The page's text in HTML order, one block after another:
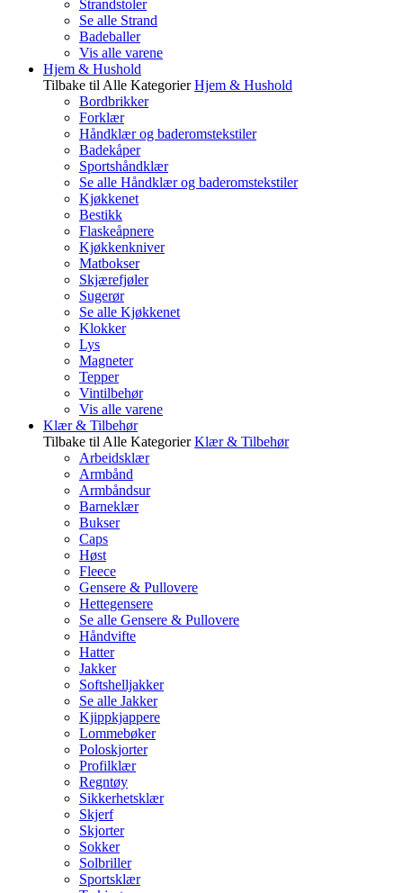
Strandstoler
Se alle Strand
Badeballer
Vis alle varene
Hjem & Hushold
Tilbake til Alle Kategorier Hjem & Hushold
Bordbrikker
Forklær
Håndklær og baderomstekstiler
Badekåper
Sportshåndklær
Se alle Håndklær og baderomstekstiler
Kjøkkenet
Bestikk
Flaskeåpnere
Kjøkkenkniver
Matbokser
Skjærefjøler
Sugerør
Se alle Kjøkkenet
Klokker
Lys
Magneter
Tepper
Vintilbehør
Vis alle varene
Klær & Tilbehør
Tilbake til Alle Kategorier Klær & Tilbehør
Arbeidsklær
Armbånd
Armbåndsur
Barneklær
Bukser
Caps
Høst
Fleece
Gensere & Pullovere
Hettegensere
Se alle Gensere & Pullovere
Håndvifte
Hatter
Jakker
Softshelljakker
Se alle Jakker
Kjippkjappere
Lommebøker
Poloskjorter
Profilklær
Regntøy
Sikkerhetsklær
Skjerf
Skjorter
Sokker
Solbriller
Sportsklær